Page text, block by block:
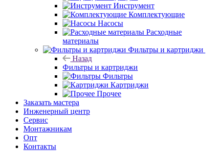
Инструмент
Комплектующие
Насосы
Расходные
материалы
Фильтры и картриджи
Назад
Фильтры и картриджи
Фильтры
Картриджи
Прочее
Заказать мастера
Инженерный центр
Сервис
Монтажникам
Опт
Контакты